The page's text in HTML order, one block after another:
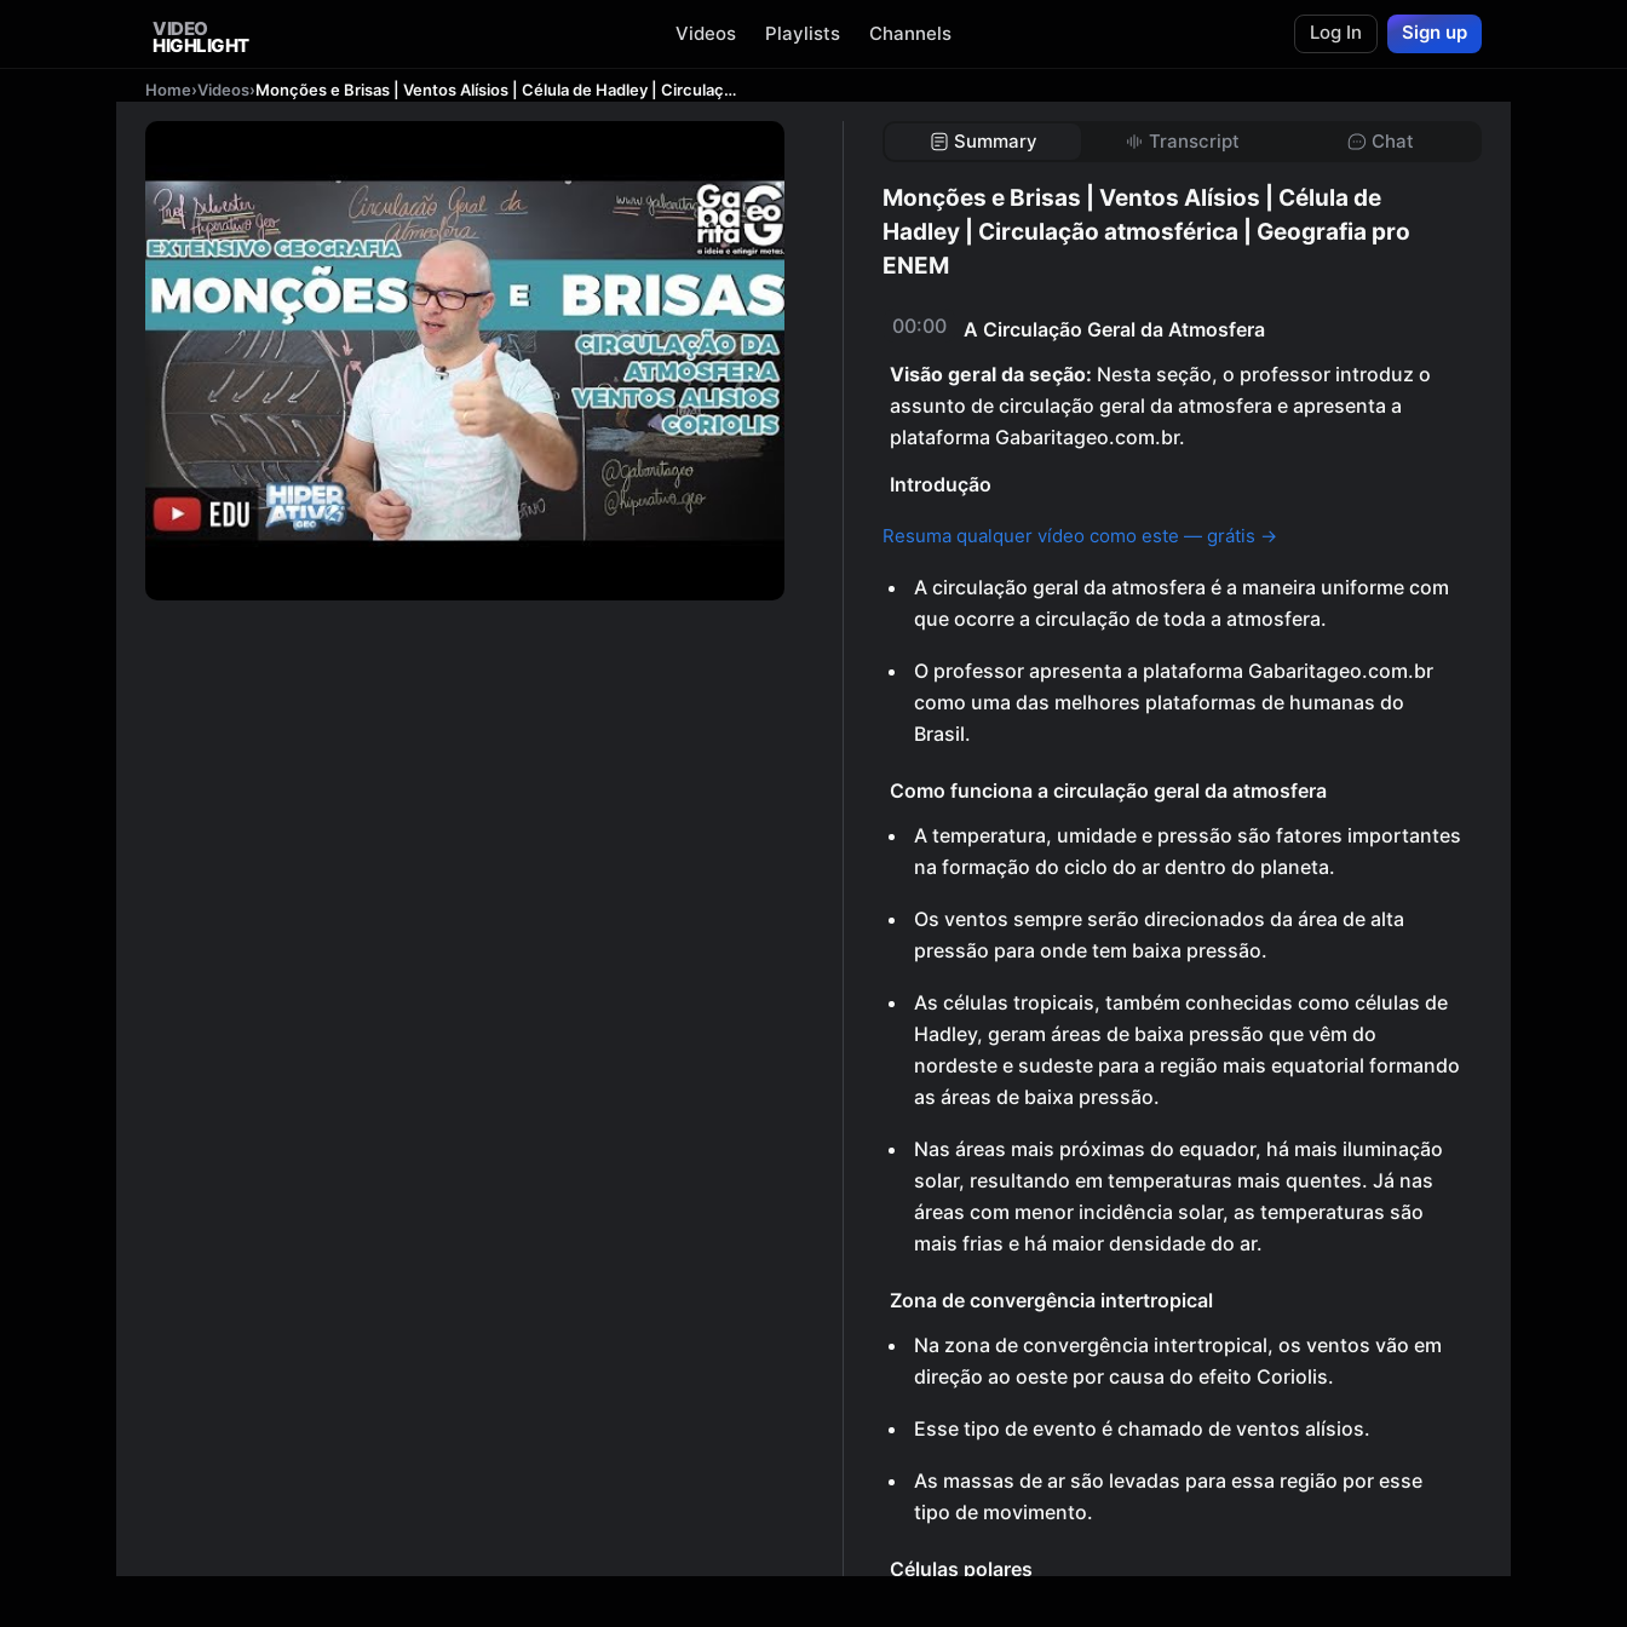
VIDEO
HIGHLIGHT
Videos Playlists Channels Log In Sign up
Home›Videos› Monções e Brisas | Ventos Alísios | Célula de Hadley | Circulação atmosférica | Geografia pro ENEM
Summary Transcript Chat
Monções e Brisas | Ventos Alísios | Célula de
Hadley | Circulação atmosférica | Geografia pro
ENEM
00:00
A Circulação Geral da Atmosfera
Visão geral da seção: Nesta seção, o professor introduz o
assunto de circulação geral da atmosfera e apresenta a
plataforma Gabaritageo.com.br.
Introdução
Resuma qualquer vídeo como este — grátis →
A circulação geral da atmosfera é a maneira uniforme com
que ocorre a circulação de toda a atmosfera.
O professor apresenta a plataforma Gabaritageo.com.br
como uma das melhores plataformas de humanas do
Brasil.
Como funciona a circulação geral da atmosfera
A temperatura, umidade e pressão são fatores importantes
na formação do ciclo do ar dentro do planeta.
Os ventos sempre serão direcionados da área de alta
pressão para onde tem baixa pressão.
As células tropicais, também conhecidas como células de
Hadley, geram áreas de baixa pressão que vêm do
nordeste e sudeste para a região mais equatorial formando
as áreas de baixa pressão.
Nas áreas mais próximas do equador, há mais iluminação
solar, resultando em temperaturas mais quentes. Já nas
áreas com menor incidência solar, as temperaturas são
mais frias e há maior densidade do ar.
Zona de convergência intertropical
Na zona de convergência intertropical, os ventos vão em
direção ao oeste por causa do efeito Coriolis.
Esse tipo de evento é chamado de ventos alísios.
As massas de ar são levadas para essa região por esse
tipo de movimento.
Células polares